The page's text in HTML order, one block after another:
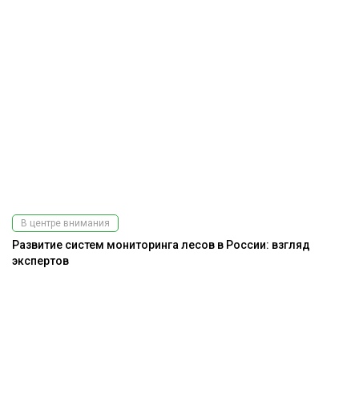
В центре внимания
Развитие систем мониторинга лесов в России: взгляд
экспертов